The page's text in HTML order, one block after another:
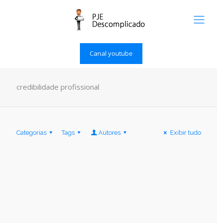
Canal youtube
credibilidade profissional
Categorias Tags Autores Exibir tudo